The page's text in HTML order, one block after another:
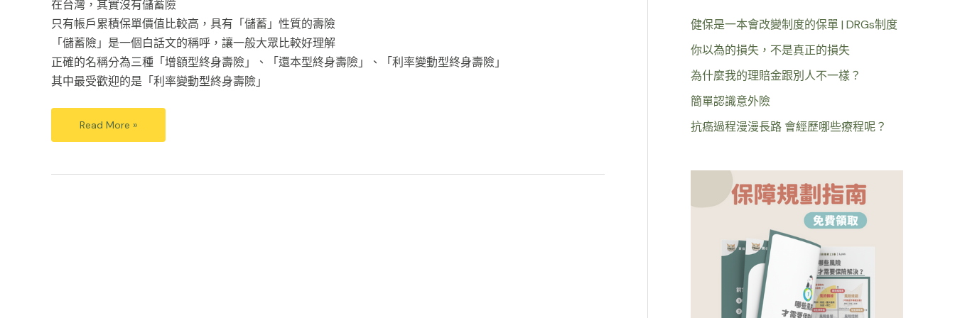
在台灣，其實沒有儲蓄險
只有帳戶累積保單價值比較高，具有「儲蓄」性質的壽險
「儲蓄險」是一個白話文的稱呼，讓一般大眾比較好理解
正確的名稱分為三種「增額型終身壽險」、「還本型終身壽險」、「利率變動型終身壽險」
其中最受歡迎的是「利率變動型終身壽險」
Read More »
健保是一本會改變制度的保單 | DRGs制度
你以為的損失，不是真正的損失
為什麼我的理賠金跟別人不一樣？
簡單認識意外險
抗癌過程漫漫長路 會經歷哪些療程呢？